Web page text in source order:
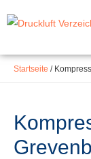
springen
Inhalt
Startseite /